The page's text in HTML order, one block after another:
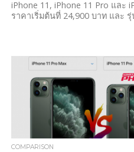
iPhone 11, iPhone 11 Pro และ
ราคาเริ่มต้นที่ 24,900 บาท และ
COMPARISON